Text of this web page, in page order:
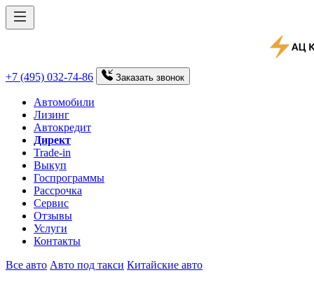
+7 (495) 032-74-86 Заказать звонок
Автомобили
Лизинг
Автокредит
Директ
Trade-in
Выкуп
Госпрограммы
Рассрочка
Сервис
Отзывы
Услуги
Контакты
Все авто Авто под такси Китайские авто